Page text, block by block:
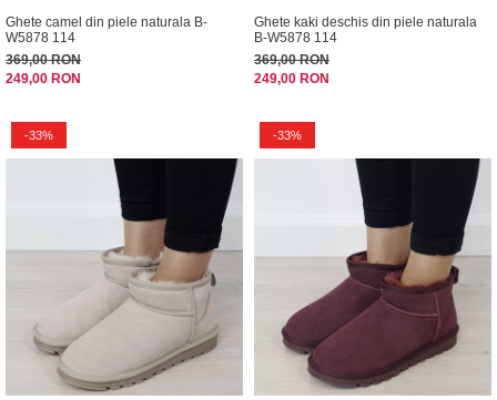
Ghete camel din piele naturala B-
W5878 114
369,00 RON
249,00 RON
Ghete kaki deschis din piele naturala
B-W5878 114
369,00 RON
249,00 RON
-33% -33%